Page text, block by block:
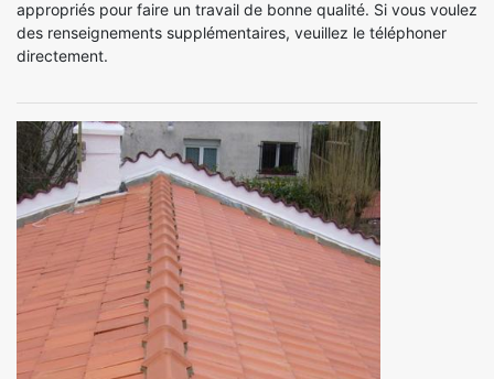
appropriés pour faire un travail de bonne qualité. Si vous voulez
des renseignements supplémentaires, veuillez le téléphoner
directement.